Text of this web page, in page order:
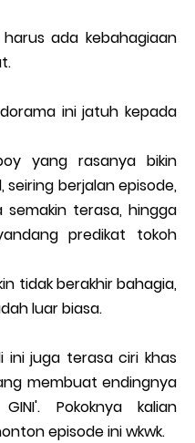
ada kebahagiaan
ini jatuh kepada
yang rasanya bikin
berjalan episode,
semakin terasa, hingga
predikat tokoh
tidak berakhir bahagia,
luar biasa.
ini juga terasa ciri khas
membuat endingnya
Pokoknya kalian
episode ini wkwk.